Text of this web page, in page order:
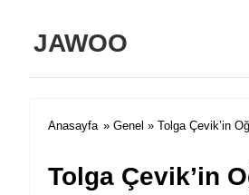
JAWOO
Anasayfa » Genel » Tolga Çevik’in
Tolga Çevik’in